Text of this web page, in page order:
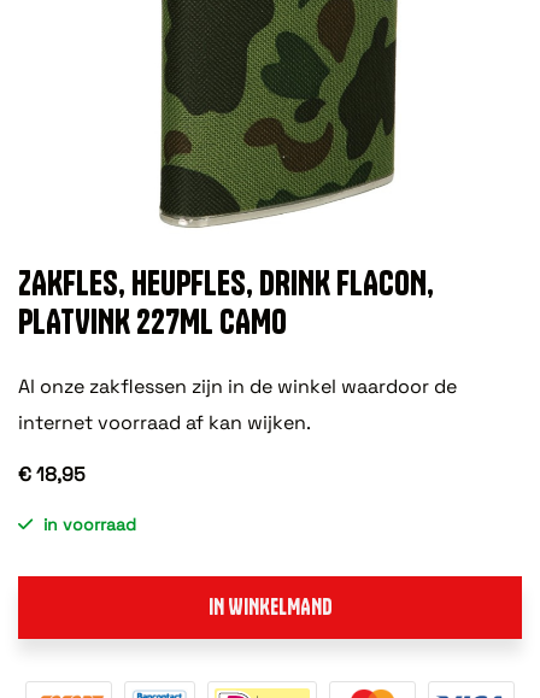
ZAKFLES, HEUPFLES, DRINK FLACON,
PLATVINK 227ML CAMO
Al onze zakflessen zijn in de winkel waardoor de
internet voorraad af kan wijken.
€ 18,95
in voorraad
IN WINKELMAND